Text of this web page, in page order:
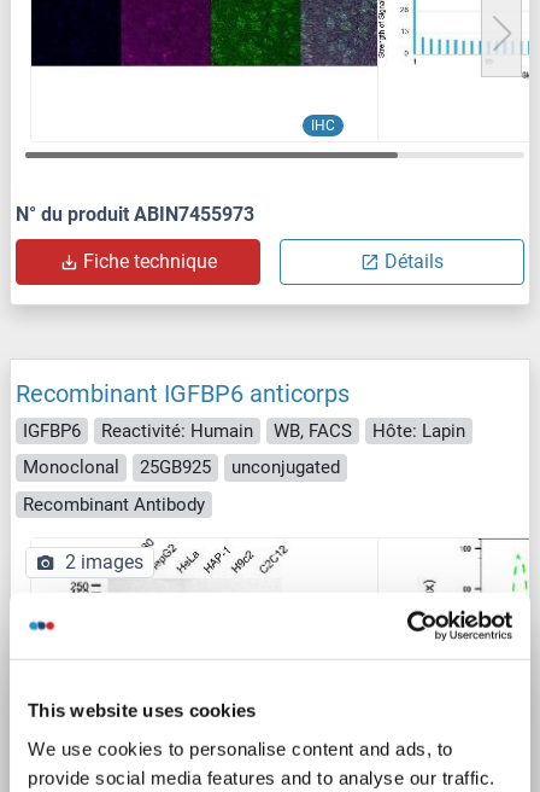
This website uses cookies
We use cookies to personalise content and ads, to
provide social media features and to analyse our traffic.
IHC
N° du produit ABIN7455973
Fiche technique Détails
Recombinant IGFBP6 anticorps
IGFBP6 Reactivité: Humain WB, FACS
Hôte: Lapin
Monoclonal
25GB925
unconjugated
Recombinant Antibody
2 images